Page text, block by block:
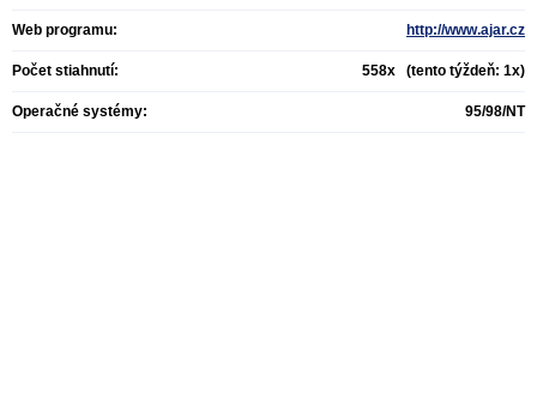
Web programu: http://www.ajar.cz
Počet stiahnutí: 558x (tento týždeň: 1x)
Operačné systémy: 95/98/NT